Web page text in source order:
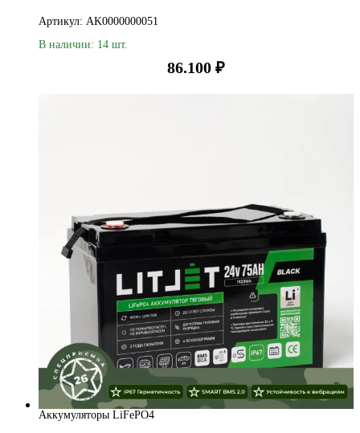
Артикул: AK0000000051
В наличии: 14 шт.
86.100 ₽
Аккумуляторы LiFePO4